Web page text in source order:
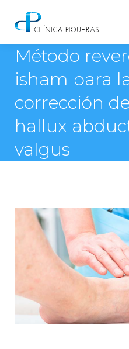
Método
isham para
corrección
hallux
valgus